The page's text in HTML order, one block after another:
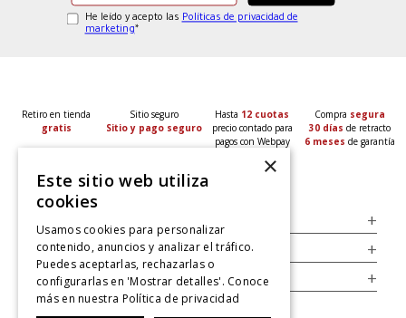
He leído y acepto las Políticas de privacidad de
marketing*
Retiro en tienda
gratis
Sitio seguro
Sitio y pago seguro
Hasta 12 cuotas
precio contado para
pagos con Webpay
Compra segura
30 días de retracto
6 meses de garantía
+
Legal +
Cuenta +
×
Este sitio web utiliza
cookies
Usamos cookies para personalizar
contenido, anuncios y analizar el tráfico.
Puedes aceptarlas, rechazarlas o
configurarlas en 'Mostrar detalles'. Conoce
más en nuestra Política de privacidad